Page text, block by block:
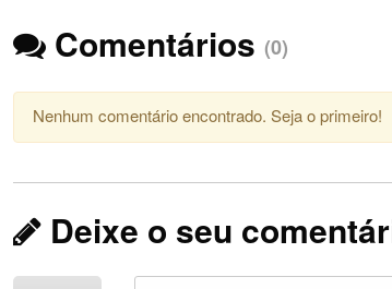
Comentários (0)
Nenhum comentário encontrado. Seja o primeiro!
Deixe o seu